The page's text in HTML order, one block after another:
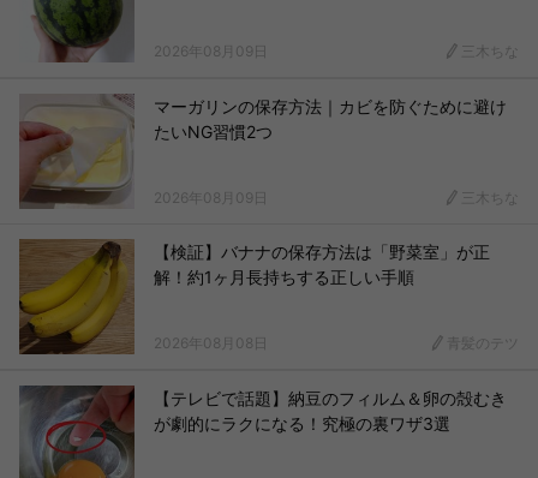
2026年08月09日 三木ちな
マーガリンの保存方法｜カビを防ぐために避け
たいNG習慣2つ
2026年08月09日 三木ちな
【検証】バナナの保存方法は「野菜室」が正
解！約1ヶ月長持ちする正しい手順
2026年08月08日 青髪のテツ
【テレビで話題】納豆のフィルム＆卵の殻むき
が劇的にラクになる！究極の裏ワザ3選